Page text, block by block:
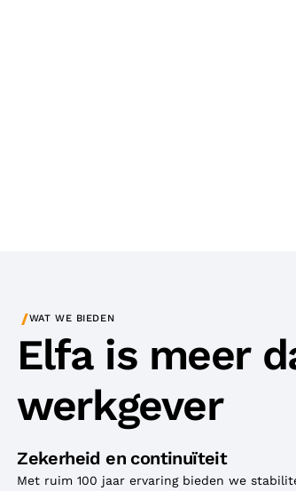
/WAT WE BIEDEN
Elfa is meer
werkgever
Zekerheid en continuïteit
Met ruim 100 jaar ervaring bieden we